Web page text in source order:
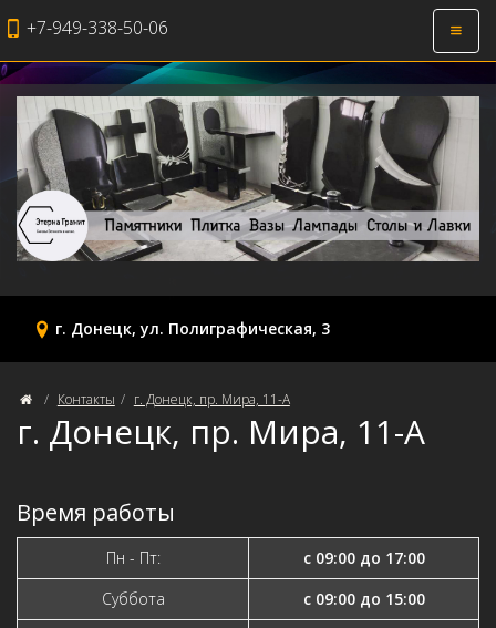
+7-949-338-50-06
г. Донецк, ул. Полиграфическая, 3
Контакты г. Донецк, пр. Мира, 11-А
г. Донецк, пр. Мира, 11-А
Время работы
Пн - Пт:
с 09:00 до 17:00
Суббота
с 09:00 до 15:00